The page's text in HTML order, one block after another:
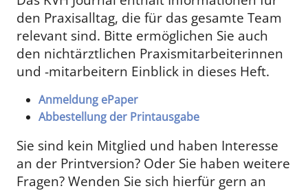
den Praxisalltag, die für das gesamte Team
relevant sind. Bitte ermöglichen Sie auch
den nichtärztlichen Praxismitarbeiterinnen
und -mitarbeitern Einblick in dieses Heft.
Anmeldung ePaper
Abbestellung der Printausgabe
Sie sind kein Mitglied und haben Interesse
an der Printversion? Oder Sie haben weitere
Fragen? Wenden Sie sich hierfür gern an